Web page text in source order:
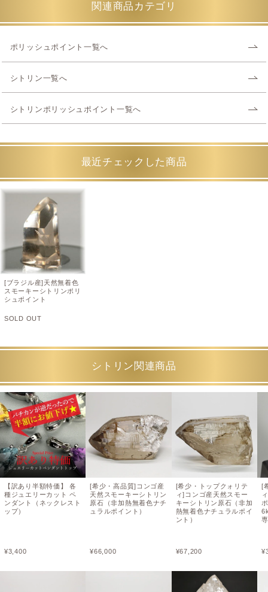
関連商品カテゴリ
ポリッシュポイント一覧へ
シトリン一覧へ
シトリンポリッシュポイント一覧へ
最近チェックした商品
[ブラジル産]天然無着色
スモーキーシトリンポリ
シュポイント
SOLD OUT
シトリン関連商品
【訳あり半額特価】 各
種ジュエリーカット ペ
ンダント（ネックレスト
ップ）
¥3,400
[希少・高品質]コンゴ産
天然スモーキーシトリン
原石（非加熱無着色ナチ
ュラルポイント）
¥66,000
[希少・トップクォリテ
ィ]コンゴ産天然スモー
キーシトリン原石（非加
熱無着色ナチュラルポイ
ント）
¥67,200
[
¥